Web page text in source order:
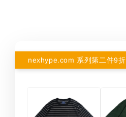
nexhype.com 系列第二件9折